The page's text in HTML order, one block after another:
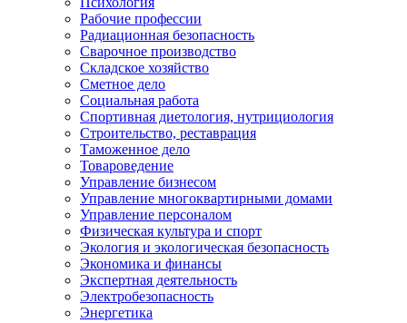
Рабочие профессии
Радиационная безопасность
Сварочное производство
Складское хозяйство
Сметное дело
Социальная работа
Спортивная диетология, нутрициология
Строительство, реставрация
Таможенное дело
Товароведение
Управление бизнесом
Управление многоквартирными домами
Управление персоналом
Физическая культура и спорт
Экология и экологическая безопасность
Экономика и финансы
Экспертная деятельность
Электробезопасность
Энергетика